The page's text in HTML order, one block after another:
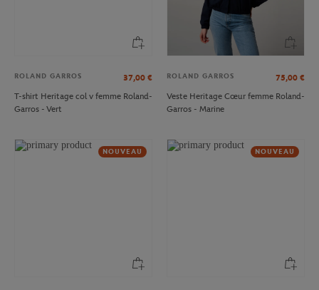
ROLAND GARROS 37,00 €
T-shirt Heritage col v femme Roland-
Garros - Vert
ROLAND GARROS 75,00 €
Veste Heritage Cœur femme Roland-
Garros - Marine
NOUVEAU NOUVEAU